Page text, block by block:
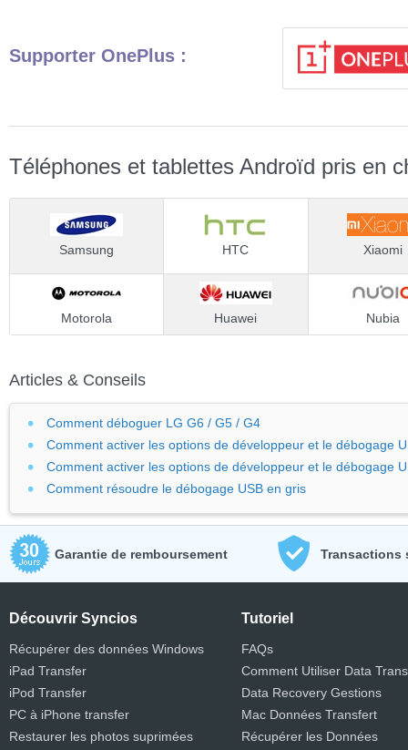
Supporter OnePlus :
Téléphones et tablettes Androïd pris en
Samsung HTC Xiaomi
Motorola Huawei Nubia
Articles & Conseils
Comment déboguer LG G6 / G5 / G4
Comment activer les options de développeur et le débogage
Comment activer les options de développeur et le débogage
Comment résoudre le débogage USB en gris
Garantie de remboursement Transactions
Découvrir Syncios
Récupérer des données Windows
iPad Transfer
iPod Transfer
PC à iPhone transfer
Restaurer les photos suprimées
Tutoriel
FAQs
Comment Utiliser Data
Data Recovery Gestions
Mac Données Transfert
Récupérer les Données